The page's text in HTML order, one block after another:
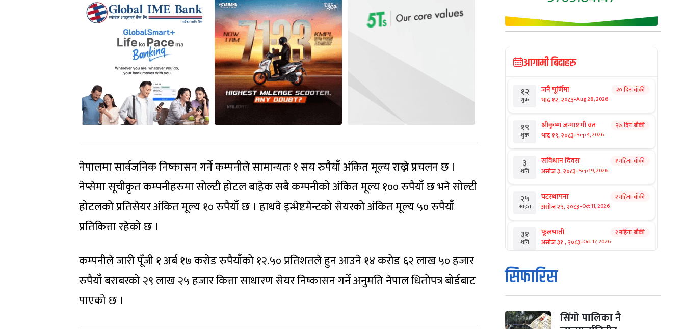
नेपालमा सार्वजनिक निष्कासन गर्ने कम्पनीले सामान्यतः १ सय रुपैयाँ अंकित मूल्य राख्ने प्रचलन छ ।
नेप्सेमा सूचीकृत कम्पनीहरुमा सोल्टी होटल बाहेक सबै कम्पनीको अंकित मूल्य १०० रुपैयाँ छ भने सोल्टी
होटलको प्रतिसेयर अंकित मूल्य १० रुपैयाँ छ । हाथवे इन्भेष्टमेन्टको सेयरको अंकित मूल्य ५० रुपैयाँ
प्रतिकित्ता रहेको छ ।
कम्पनीले जारी पूँजी १ अर्ब १७ करोड रुपैयाँको १२.५० प्रतिशतले हुन आउने १४ करोड ६२ लाख ५० हजार
रुपैयाँ बराबरको २९ लाख २५ हजार कित्ता साधारण सेयर निष्कासन गर्ने अनुमति नेपाल धितोपत्र बोर्डबाट
पाएको छ ।
आगामी बिदाहरु
१२
शुक्र
जनै पूर्णिमा
भाद्र १२, २०८३-Aug 28, 2026
२० दिन बाँकी
१९
शुक्र
श्रीकृष्ण जन्माष्टमी व्रत
भाद्र १९, २०८३-Sep 4, 2026
२७ दिन बाँकी
३
शनि
संविधान दिवस
असोज ३, २०८३-Sep 19, 2026
१ महिना बाँकी
२५
आइत
घटस्थापना
असोज २५, २०८३-Oct 11, 2026
२ महिना बाँकी
३१
शनि
फूलपाती
असोज ३१ , २०८३-Oct 17, 2026
२ महिना बाँकी
१
आइत
कार्तिक सङ्क्रान्ति
कार्तिक १, २०८३
मंगल कार्तिक ३, २०८३- Oct 20, 2026
सिफारिस
सिंगो पालिका नै